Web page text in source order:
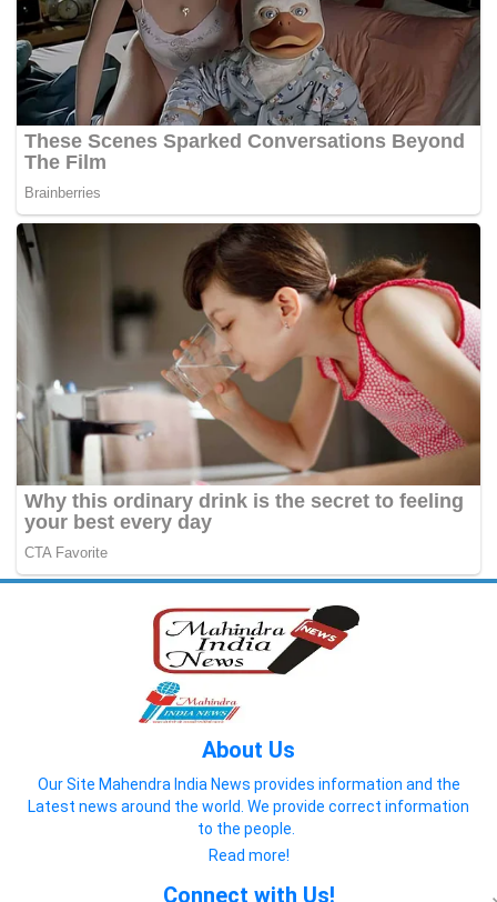
About Us
Our Site Mahendra India News provides information and the
Latest news around the world. We provide correct information
to the people.
Read more!
Connect with Us!